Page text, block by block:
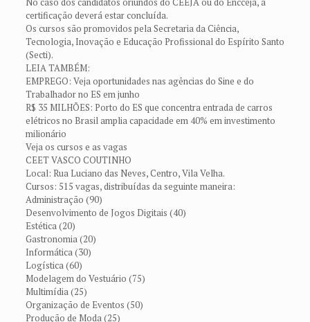
certificação deverá estar concluída.
Os cursos são promovidos pela Secretaria da Ciência,
Tecnologia, Inovação e Educação Profissional do Espírito Santo
(Secti).
LEIA TAMBÉM:
EMPREGO: Veja oportunidades nas agências do Sine e do
Trabalhador no ES em junho
R$ 35 MILHÕES: Porto do ES que concentra entrada de carros
elétricos no Brasil amplia capacidade em 40% em investimento
milionário
Veja os cursos e as vagas
CEET VASCO COUTINHO
Local: Rua Luciano das Neves, Centro, Vila Velha.
Cursos: 515 vagas, distribuídas da seguinte maneira:
Administração (90)
Desenvolvimento de Jogos Digitais (40)
Estética (20)
Gastronomia (20)
Informática (30)
Logística (60)
Modelagem do Vestuário (75)
Multimídia (25)
Organização de Eventos (50)
Produção de Moda (25)